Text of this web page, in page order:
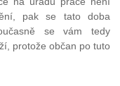
pak se tato doba
se vám tedy
protože občan po tuto